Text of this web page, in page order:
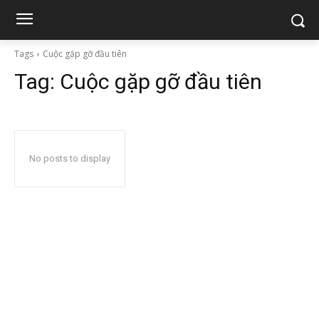
Tags Cuộc gặp gỡ đầu tiên
Tag: Cuộc gặp gỡ đầu tiên
No posts to display